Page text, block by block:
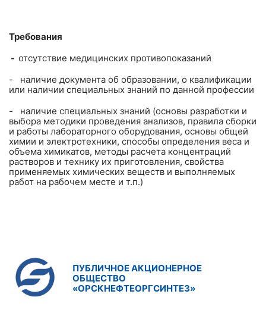
Требования
- отсутствие медицинских противопоказаний
- наличие документа об образовании, о квалификации
или наличии специальных знаний по данной профессии
- наличие специальных знаний (основы разработки и
выбора методики проведения анализов, правила сборки
и работы лабораторного оборудования, основы общей
химии и электротехники, способы определения веса и
объема химикатов, методы расчета концентраций
растворов и технику их приготовления, свойства
применяемых химических веществ и выполняемых
работ на рабочем месте и т.п.)
ПУБЛИЧНОЕ АКЦИОНЕРНОЕ
ОБЩЕСТВО
«ОРСКНЕФТЕОРГСИНТЕЗ»